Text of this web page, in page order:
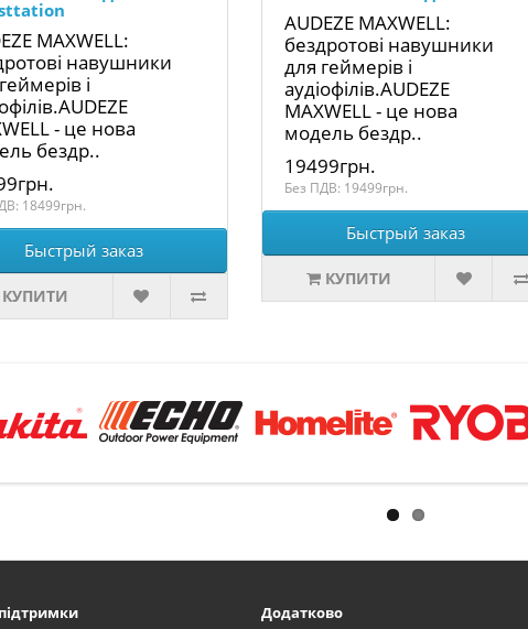
MAXWELL:
навушники
і
- це нова
бездр..
18499грн.
Быстрый заказ
КУПИТИ
AUDEZE MAXWELL:
бездротові навушники
для геймерів і
аудіофілів.AUDEZE
MAXWELL - це нова
модель бездр..
19499грн.
Без ПДВ: 19499грн.
Быстрый заказ
КУПИТИ
Додатково